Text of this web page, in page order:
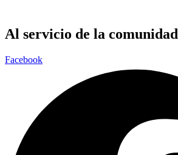
Al servicio de la comunidad
Facebook